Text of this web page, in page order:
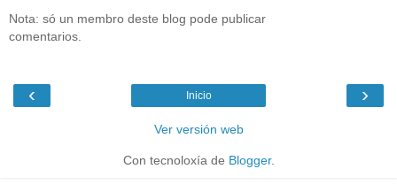
Nota: só un membro deste blog pode publicar
comentarios.
‹ ›
Inicio
Ver versión web
Con tecnoloxía de Blogger.